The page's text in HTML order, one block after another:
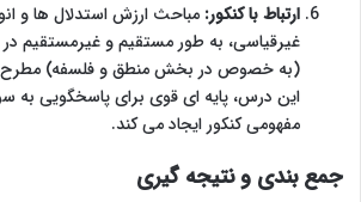
ارتباط با کنکور: مباحث ارزش استدلال ها و
غیرقیاسی، به طور مستقیم و غیرمستقیم
(به خصوص در بخش منطق و فلسفه)
این درس، پایه ای قوی برای پاسخگویی به
مفهومی کنکور ایجاد می کند.
جمع بندی و نتیجه گیری